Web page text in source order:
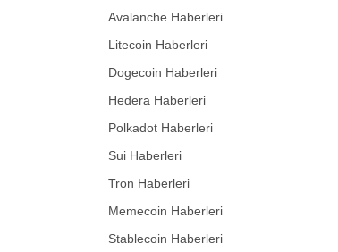
Avalanche Haberleri
Litecoin Haberleri
Dogecoin Haberleri
Hedera Haberleri
Polkadot Haberleri
Sui Haberleri
Tron Haberleri
Memecoin Haberleri
Stablecoin Haberleri